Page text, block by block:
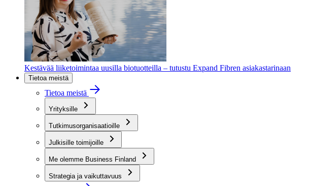
Kestävää liiketoimintaa uusilla biotuotteilla – tutustu Expand Fibren asiakastarinaan
Tietoa meistä
Tietoa meistä
Yrityksille
Tutkimusorganisaatioille
Julkisille toimijoille
Me olemme Business Finland
Strategia ja vaikuttavuus